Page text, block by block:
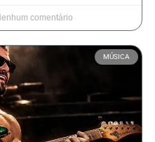
comentário
MÚSICA